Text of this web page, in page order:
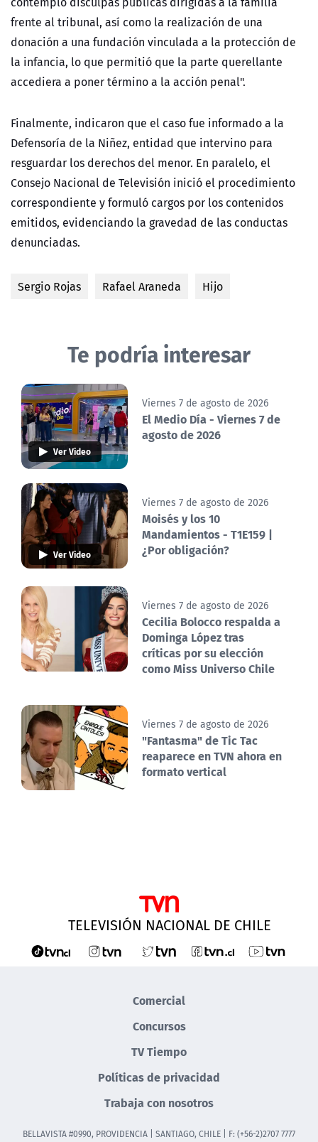
frente al tribunal, así como la realización de una
donación a una fundación vinculada a la protección de
la infancia, lo que permitió que la parte querellante
accediera a poner término a la acción penal".
Finalmente, indicaron que el caso fue informado a la
Defensoría de la Niñez, entidad que intervino para
resguardar los derechos del menor. En paralelo, el
Consejo Nacional de Televisión inició el procedimiento
correspondiente y formuló cargos por los contenidos
emitidos, evidenciando la gravedad de las conductas
denunciadas.
Sergio Rojas Rafael Araneda Hijo
Te podría interesar
Ver Video
Viernes 7 de agosto de 2026
El Medio Día - Viernes 7 de
agosto de 2026
Ver Video
Viernes 7 de agosto de 2026
Moisés y los 10
Mandamientos - T1E159 |
¿Por obligación?
Viernes 7 de agosto de 2026
Cecilia Bolocco respalda a
Dominga López tras
críticas por su elección
como Miss Universo Chile
Viernes 7 de agosto de 2026
"Fantasma" de Tic Tac
reaparece en TVN ahora en
formato vertical
TELEVISIÓN NACIONAL DE CHILE
Comercial
Concursos
TV Tiempo
Políticas de privacidad
Trabaja con nosotros
BELLAVISTA #0990, PROVIDENCIA | SANTIAGO, CHILE | F: (+56-2)2707 7777